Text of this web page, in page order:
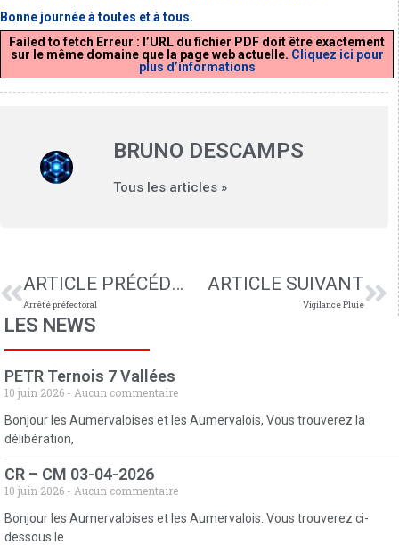
Bonne journée à toutes et à tous.
Failed to fetch Erreur : l’URL du fichier PDF doit être exactement
sur le même domaine que la page web actuelle. Cliquez ici pour
plus d’informations
BRUNO DESCAMPS
Tous les articles »
ARTICLE PRÉCÉDENT
Arrêté préfectoral
ARTICLE SUIVANT
Vigilance Pluie
LES NEWS
PETR Ternois 7 Vallées
10 juin 2026
Aucun commentaire
Bonjour les Aumervaloises et les Aumervalois, Vous trouverez la
délibération,
CR – CM 03-04-2026
10 juin 2026
Aucun commentaire
Bonjour les Aumervaloises et les Aumervalois. Vous trouverez ci-
dessous le